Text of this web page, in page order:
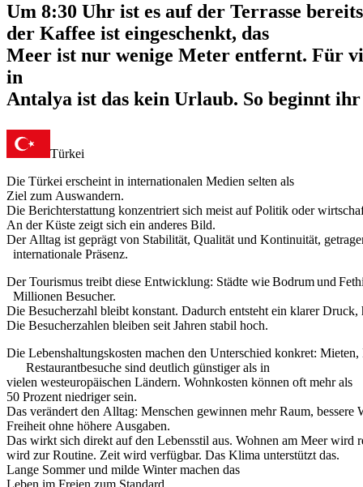
Um 8:30 Uhr ist es auf der Terrasse
der Kaffee ist eingeschenkt, das
Meer ist nur wenige Meter entfernt. Für
in
Antalya ist das kein Urlaub. So beginnt
Türkei
Die Türkei erscheint in internationalen Medien selten als
Ziel zum Auswandern.
Die Berichterstattung konzentriert sich meist auf Politik oder
An der Küste zeigt sich ein anderes Bild.
Der Alltag ist geprägt von Stabilität, Qualität und Kontinuität,
internationale Präsenz.
Der Tourismus treibt diese Entwicklung: Städte wie Bodrum und
Millionen Besucher.
Die Besucherzahl bleibt konstant. Dadurch entsteht ein klarer
Die Besucherzahlen bleiben seit Jahren stabil hoch.
Die Lebenshaltungskosten machen den Unterschied konkret:
Restaurantbesuche sind deutlich günstiger als in
vielen westeuropäischen Ländern. Wohnkosten können oft mehr als
50 Prozent niedriger sein.
Das verändert den Alltag: Menschen gewinnen mehr Raum,
Freiheit ohne höhere Ausgaben.
Das wirkt sich direkt auf den Lebensstil aus. Wohnen am Meer wird
wird zur Routine. Zeit wird verfügbar. Das Klima unterstützt das.
Lange Sommer und milde Winter machen das